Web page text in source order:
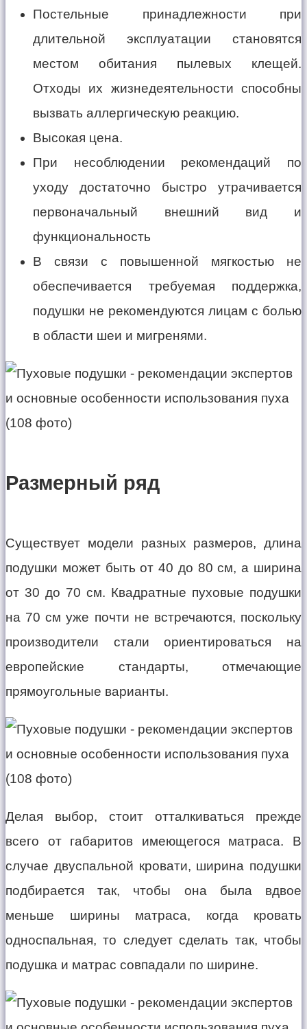
Постельные принадлежности при
длительной эксплуатации становятся
местом обитания пылевых клещей.
Отходы их жизнедеятельности способны
вызвать аллергическую реакцию.
Высокая цена.
При несоблюдении рекомендаций по
уходу достаточно быстро утрачивается
первоначальный внешний вид и
функциональность
В связи с повышенной мягкостью не
обеспечивается требуемая поддержка,
подушки не рекомендуются лицам с болью
в области шеи и мигренями.
Размерный ряд
Существует модели разных размеров, длина
подушки может быть от 40 до 80 см, а ширина
от 30 до 70 см. Квадратные пуховые подушки
на 70 см уже почти не встречаются, поскольку
производители стали ориентироваться на
европейские стандарты, отмечающие
прямоугольные варианты.
Делая выбор, стоит отталкиваться прежде
всего от габаритов имеющегося матраса. В
случае двуспальной кровати, ширина подушки
подбирается так, чтобы она была вдвое
меньше ширины матраса, когда кровать
односпальная, то следует сделать так, чтобы
подушка и матрас совпадали по ширине.